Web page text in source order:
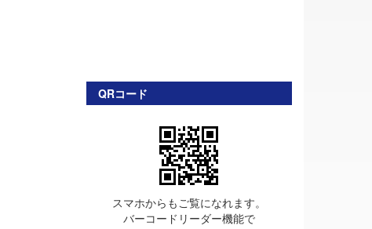
QRコード
スマホからもご覧になれます。
バーコードリーダー機能で